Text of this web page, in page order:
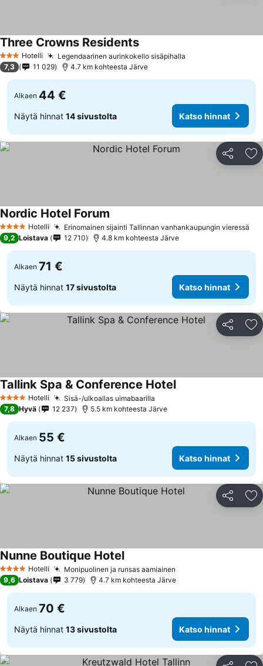
3 Tähtiluokitus
Hotelli Legendaarinen aurinkokello sisäpihalla
Three Crowns Residents
7,3 11 029 4.7 km kohteesta Järve
Alkaen 44 €
Näytä hinnat 14 sivustolta Katso hinnat
Jaa
4 Tähtiluokitus
Hotelli Erinomainen sijainti Tallinnan vanhankaupungin vieressä
Nordic Hotel Forum
9,2 Loistava 12 710 4.8 km kohteesta Järve
Alkaen 71 €
Näytä hinnat 17 sivustolta Katso hinnat
Jaa
4 Tähtiluokitus
Hotelli Sisä-/ulkoallas uimabaarilla
Tallink Spa & Conference Hotel
7,8 Hyvä 12 237 5.5 km kohteesta Järve
Alkaen 55 €
Näytä hinnat 15 sivustolta Katso hinnat
Jaa
4 Tähtiluokitus
Hotelli Monipuolinen ja runsas aamiainen
Nunne Boutique Hotel
9,6 Loistava 3 779 4.7 km kohteesta Järve
Alkaen 70 €
Näytä hinnat 13 sivustolta Katso hinnat